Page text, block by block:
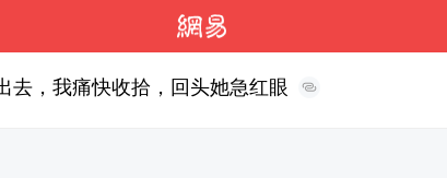
去，我痛快收拾，回头她急红眼